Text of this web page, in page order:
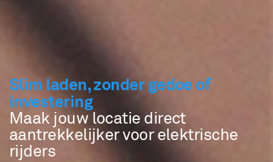
Slim laden, zonder gedoe of
investering
Maak jouw locatie direct
aantrekkelijker voor elektrische
rijders